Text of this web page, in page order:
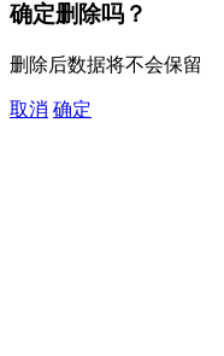
确定删除吗？
删除后数据将不会保留
取消 确定